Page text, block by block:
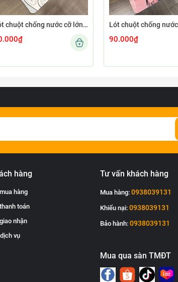
Lót chuột chống nước cỡ lớn 45x40cm dày 4mm MINIMAL-12-45X40-4MM
90.000₫
hàng
hàng
toán
nhận
vụ
Tư vấn khách hàng
Mua hàng:0938039131
Khiếu nại:0938039131
Bảo hành:0938039131
Mua qua sàn TMĐT